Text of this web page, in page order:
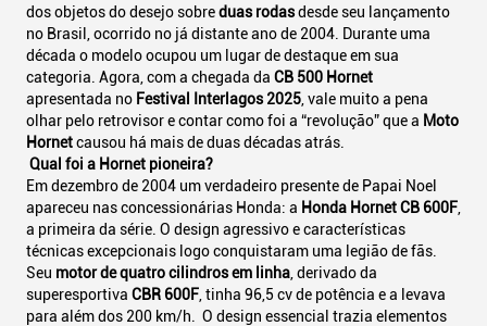
dos objetos do desejo sobreduas rodasdesde seu lançamento
no Brasil, ocorrido no já distante ano de 2004. Durante uma
década o modelo ocupou um lugar de destaque em sua
categoria. Agora, com a chegada da CB 500 Hornet
apresentada no Festival Interlagos 2025 , vale muito a pena
olhar pelo retrovisor e contar como foi a “revolução” que a Moto
Hornetcausou há mais de duas décadas atrás.
Qual foi a Hornet pioneira?
Em dezembro de 2004 um verdadeiro presente de Papai Noel
apareceu nas concessionárias Honda: a Honda Hornet CB 600F
a primeira da série. O design agressivo e características
técnicas excepcionais logo conquistaram uma legião de fãs.
Seu motor de quatro cilindros em linha , derivado da
superesportiva CBR 600F , tinha 96,5 cv de potência e a levava
para além dos 200 km/h. O design essencial trazia elementos